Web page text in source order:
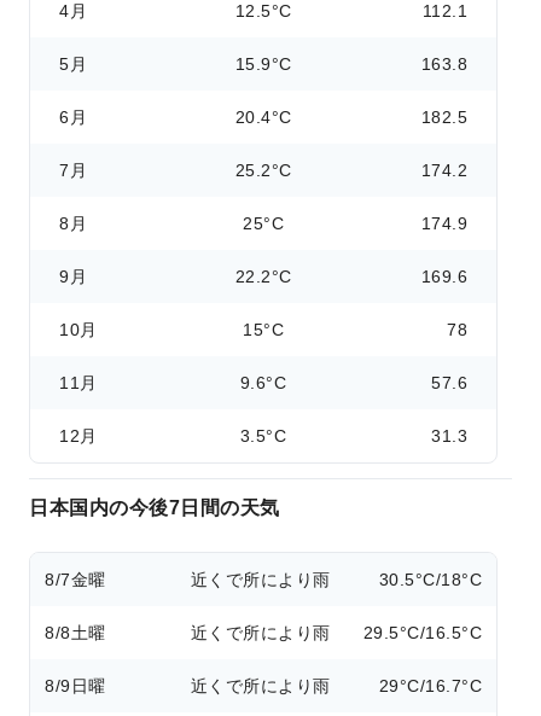
4月 12.5°C 112.1
5月 15.9°C 163.8
6月 20.4°C 182.5
7月 25.2°C 174.2
8月 25°C 174.9
9月 22.2°C 169.6
10月 15°C 78
11月 9.6°C 57.6
12月 3.5°C 31.3
日本国内の今後7日間の天気
8/7金曜 近くで所により雨 30.5°C/18°C
8/8土曜 近くで所により雨 29.5°C/16.5°C
8/9日曜 近くで所により雨 29°C/16.7°C